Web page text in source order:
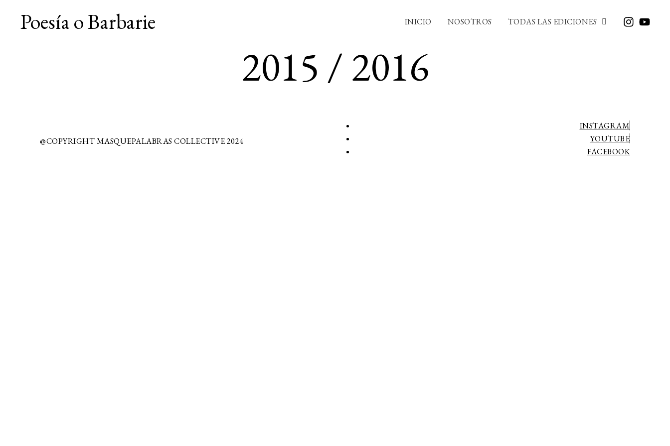
Poesía o Barbarie INICIO NOSOTROS TODAS LAS EDICIONES
2015 / 2016
@COPYRIGHT MASQUEPALABRAS COLLECTIVE 2024
INSTAGRAM
YOUTUBE
FACEBOOK